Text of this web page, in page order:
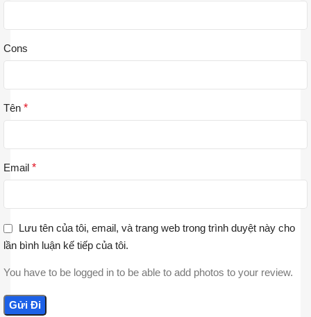
Cons
Tên *
Email *
Lưu tên của tôi, email, và trang web trong trình duyệt này cho
lần bình luận kế tiếp của tôi.
You have to be logged in to be able to add photos to your review.